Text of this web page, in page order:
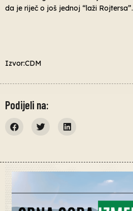
da je riječ o još jednoj “laži Rojtersa”.
Izvor:CDM
Podijeli na: